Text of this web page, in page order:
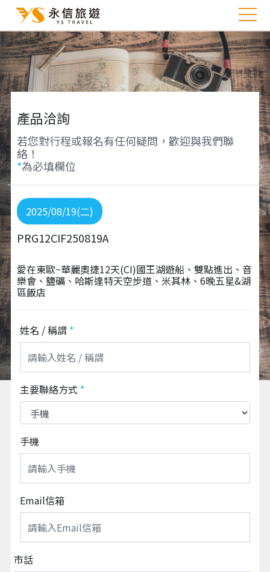
產品洽詢
若您對行程或報名有任何疑問，歡迎與我們聯
絡！
*為必填欄位
2025/08/19(二)
PRG12CIF250819A
愛在東歐~華麗奧捷12天(CI)國王湖遊船、雙點進出、音
樂會、鹽礦、哈斯達特天空步道、米其林、6晚五星&湖
區飯店
姓名 / 稱謂 *
主要聯絡方式 *
手機
Email信箱
市話